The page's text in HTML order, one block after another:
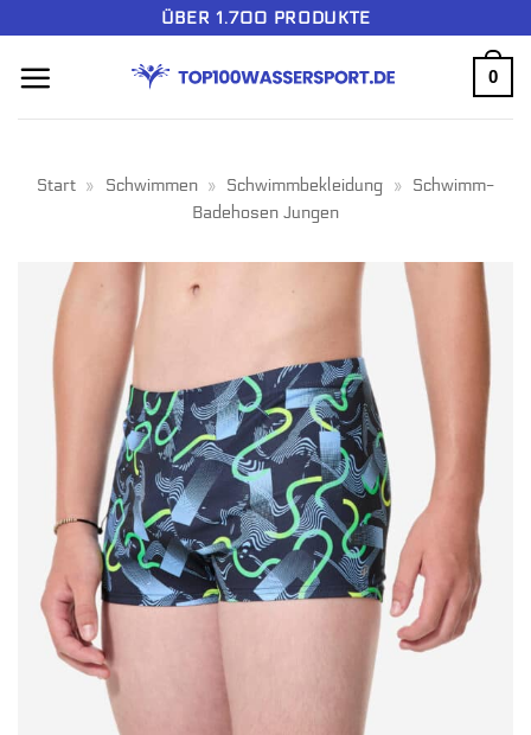
springen
ÜBER 1.700 PRODUKTE
0
Start » Schwimmen » Schwimmbekleidung » Schwimm-
Badehosen Jungen